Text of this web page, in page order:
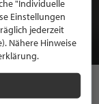
"Individuelle
Einstellungen
jederzeit
Nähere Hinweise